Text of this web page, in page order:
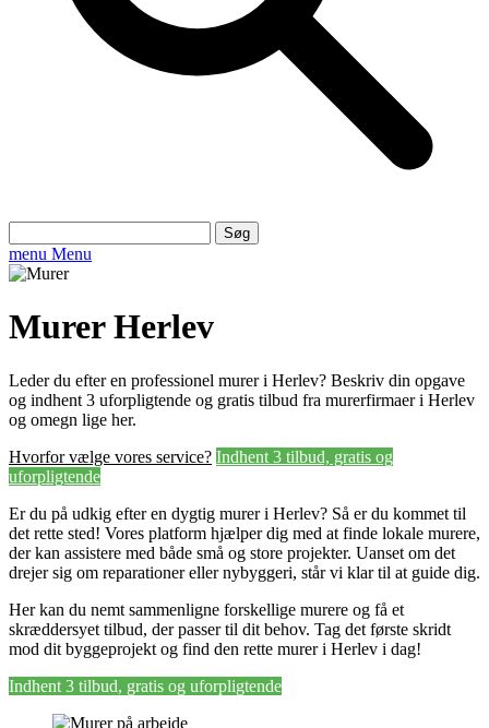
efter:
menu Menu
Murer Herlev
Leder du efter en professionel murer i Herlev? Beskriv din opgave
og indhent 3 uforpligtende og gratis tilbud fra murerfirmaer i Herlev
og omegn lige her.
Hvorfor vælge vores service? Indhent 3 tilbud, gratis og
uforpligtende
Er du på udkig efter en dygtig murer i Herlev? Så er du kommet til
det rette sted! Vores platform hjælper dig med at finde lokale murere,
der kan assistere med både små og store projekter. Uanset om det
drejer sig om reparationer eller nybyggeri, står vi klar til at guide dig.
Her kan du nemt sammenligne forskellige murere og få et
skræddersyet tilbud, der passer til dit behov. Tag det første skridt
mod dit byggeprojekt og find den rette murer i Herlev i dag!
Indhent 3 tilbud, gratis og uforpligtende